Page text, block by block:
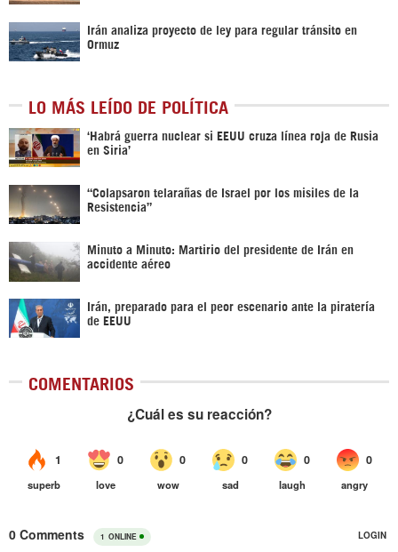
Irán analiza proyecto de ley para regular tránsito en
Ormuz
LO MÁS LEÍDO DE POLÍTICA
‎‘Habrá guerra nuclear si EEUU cruza línea roja de Rusia
en Siria’‎
“Colapsaron telarañas de Israel por los misiles de la
Resistencia”
Minuto a Minuto: Martirio del presidente de Irán en
accidente aéreo
Irán, preparado para el peor escenario ante la piratería
de EEUU
COMENTARIOS